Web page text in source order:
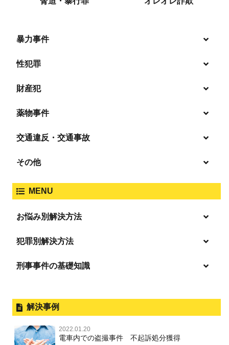
暴力事件
逮捕・監禁
性犯罪
盗撮・のぞき
強姦・準強姦
淫行・援助交際
公然わいせつ，わいせつ物頒布，淫
行勧誘罪
財産犯
詐欺
恐喝
薬物事件
危険ドラッグ
交通違反・交通事故
ひき逃げ・当て逃げ
危険運転行為等
その他
商標法違反
MENU
お悩み別解決方法
「逮捕」について適切に知ることで不安や悩みを解消する
逮捕後、早急な釈放・保釈を望むときにすべきこと
無実・無罪の証明をしたい
犯罪別解決方法
事件別－暴力事件
暴行・傷害
殺人
性犯罪 TOP
痴漢
事件別－財産犯
財産犯 TOP
事件別－薬物事件
刑事事件の基礎知識
外国人事件の手続きと特色
刑事裁判の概要・手続
解決事例
2022.01.20
電車内での盗撮事件 不起訴処分獲得